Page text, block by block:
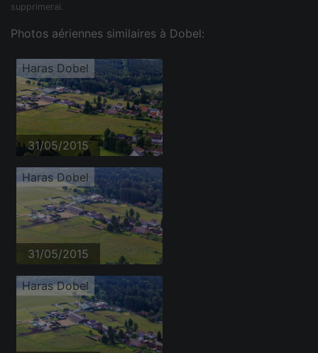
supprimerai.
Photos aériennes similaires à Dobel:
Haras Dobel
31/05/2015
Haras Dobel
31/05/2015
Haras Dobel